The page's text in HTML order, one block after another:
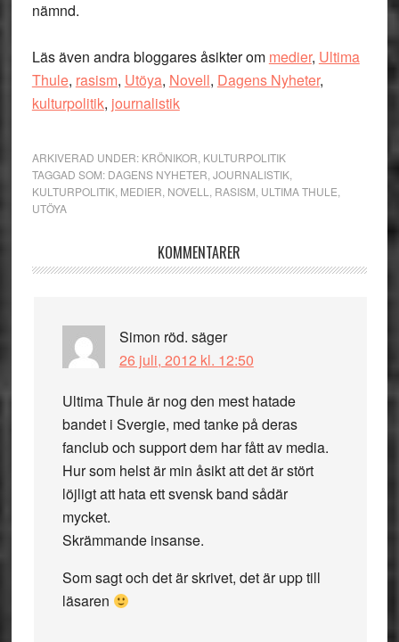
nämnd.
Läs även andra bloggares åsikter om medier, Ultima
Thule, rasism, Utöya, Novell, Dagens Nyheter,
kulturpolitik, journalistik
ARKIVERAD UNDER: KRÖNIKOR KULTURPOLITIK
TAGGAD SOM: DAGENS NYHETER JOURNALISTIK,
KULTURPOLITIK, MEDIER NOVELL RASISM ULTIMA THULE
UTÖYA
Läsarkommentarer
KOMMENTARER
Simon röd. säger
26 juli, 2012 kl. 12:50
Ultima Thule är nog den mest hatade
bandet i Svergie, med tanke på deras
fanclub och support dem har fått av media.
Hur som helst är min åsikt att det är stört
löjligt att hata ett svensk band sådär
mycket.
Skrämmande insanse.
Som sagt och det är skrivet, det är upp till
läsaren